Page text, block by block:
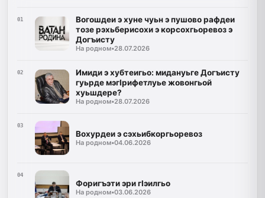
01
Вогошдеи э хуне чуьн э пушово рафдеи
тозе рэхьберисохи э корсохгьоревоз э
Догъисту
На родном•28.07.2026
02
Имиди э хубтеигьо: мидануьге Догъисту
гуьрде мэгIрифетлуье жовонгьой
хуьшдере?
На родном•28.07.2026
03
Вохурдеи э сэхьибкоргьоревоз
На родном•04.06.2026
04
Форигъэти эри гIэилгьо
На родном•03.06.2026